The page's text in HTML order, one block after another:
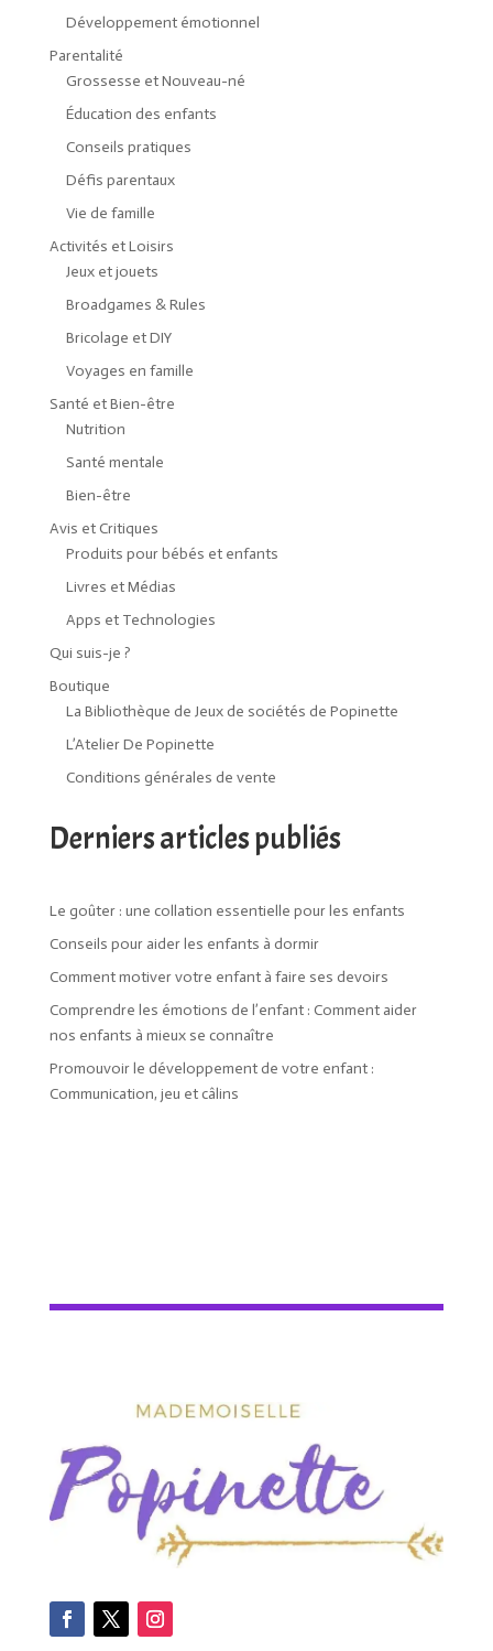
Développement émotionnel
Parentalité
Grossesse et Nouveau-né
Éducation des enfants
Conseils pratiques
Défis parentaux
Vie de famille
Activités et Loisirs
Jeux et jouets
Broadgames & Rules
Bricolage et DIY
Voyages en famille
Santé et Bien-être
Nutrition
Santé mentale
Bien-être
Avis et Critiques
Produits pour bébés et enfants
Livres et Médias
Apps et Technologies
Qui suis-je ?
Boutique
La Bibliothèque de Jeux de sociétés de Popinette
L’Atelier De Popinette
Conditions générales de vente
Derniers articles publiés
Le goûter : une collation essentielle pour les enfants
Conseils pour aider les enfants à dormir
Comment motiver votre enfant à faire ses devoirs
Comprendre les émotions de l’enfant : Comment aider
nos enfants à mieux se connaître
Promouvoir le développement de votre enfant :
Communication, jeu et câlins